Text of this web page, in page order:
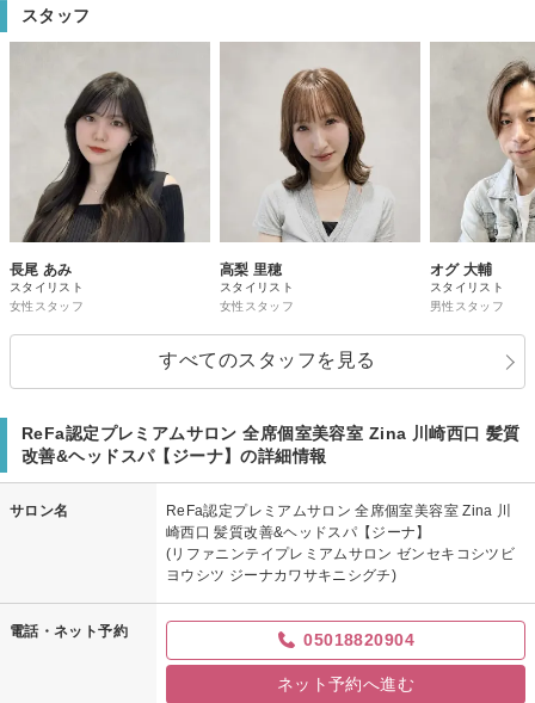
スタッフ
長尾 あみ
スタイリスト
女性スタッフ
高梨 里穂
スタイリスト
女性スタッフ
オグ 大輔
スタイリスト
男性スタッフ
すべてのスタッフを見る
ReFa認定プレミアムサロン 全席個室美容室 Zina 川崎西口 髪質
改善&ヘッドスパ【ジーナ】の詳細情報
サロン名
ReFa認定プレミアムサロン 全席個室美容室 Zina 川
崎西口 髪質改善&ヘッドスパ【ジーナ】
(リファニンテイプレミアムサロン ゼンセキコシツビ
ヨウシツ ジーナカワサキニシグチ)
電話・ネット予約 05018820904
ネット予約へ進む